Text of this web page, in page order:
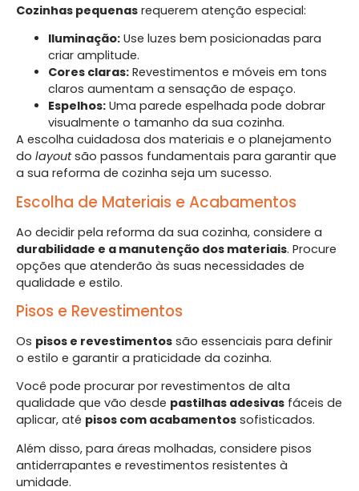
Cozinhas pequenas requerem atenção especial:
Iluminação: Use luzes bem posicionadas para
criar amplitude.
Cores claras: Revestimentos e móveis em tons
claros aumentam a sensação de espaço.
Espelhos: Uma parede espelhada pode dobrar
visualmente o tamanho da sua cozinha.
A escolha cuidadosa dos materiais e o planejamento
do layoutsão passos fundamentais para garantir que
a sua reforma de cozinha seja um sucesso.
Escolha de Materiais e Acabamentos
Ao decidir pela reforma da sua cozinha, considere a
durabilidade e a manutenção dos materiais. Procure
opções que atenderão às suas necessidades de
qualidade e estilo.
Pisos e Revestimentos
Os pisos e revestimentos são essenciais para definir
o estilo e garantir a praticidade da cozinha.
Você pode procurar por revestimentos de alta
qualidade que vão desde pastilhas adesivas fáceis de
aplicar, até pisos com acabamentos sofisticados.
Além disso, para áreas molhadas, considere pisos
antiderrapantes e revestimentos resistentes à
umidade.